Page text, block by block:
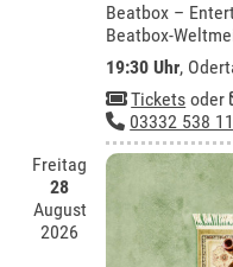
Beatbox –
Beatbox-
19:30 Uhr,
Tickets oder
03332 538
Freitag
28
August
2026